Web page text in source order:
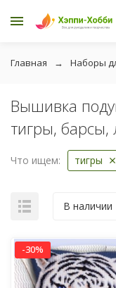
Главная Наборы
Вышивка
тигры, барсы,
Что ищем: тигры
В наличии
-30%